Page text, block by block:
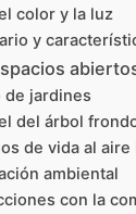
color y la luz
y
de jardines
del árbol
de vida al aire
ambiental
con la